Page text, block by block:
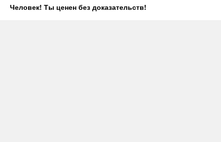
Человек! Ты ценен без доказательств!